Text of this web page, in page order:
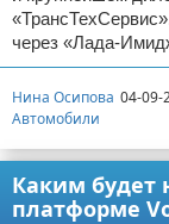
через «Лада-
Нина Осипова 04-09-
Автомобили
Каким будет
платформе